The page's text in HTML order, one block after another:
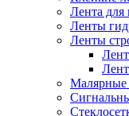
Лента для
Ленты
Ленты
Малярные